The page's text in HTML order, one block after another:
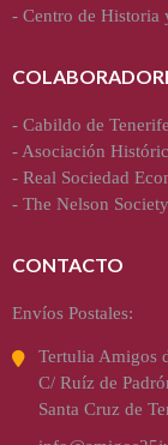
- Centro de Historia
- Cabildo de Tenerife
- Asociación
- Real Sociedad
- The Nelson Society
CONTACTO
Envíos Postales:
Tertulia Amigos
C/ Ruíz de
Santa Cruz de